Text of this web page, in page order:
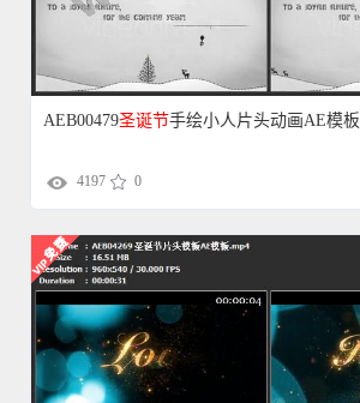
AEB00479圣诞节手绘小人片头动画AE模板
4197 0